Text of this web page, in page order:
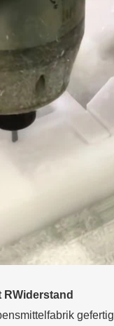
RWiderstand